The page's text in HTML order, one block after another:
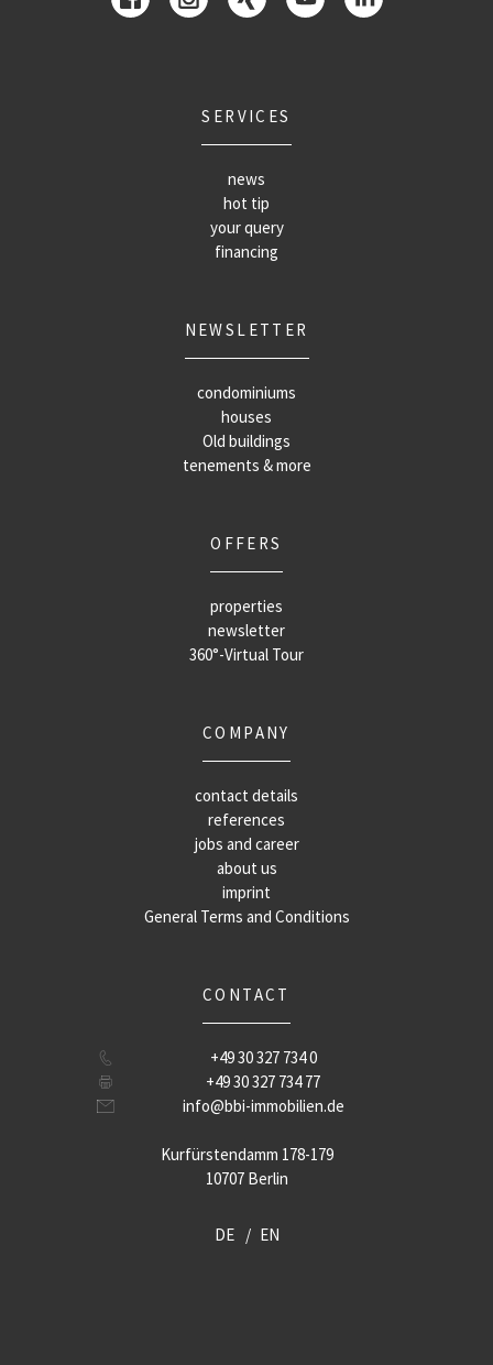
SERVICES
news
hot tip
your query
financing
NEWSLETTER
condominiums
houses
Old buildings
tenements & more
OFFERS
properties
newsletter
360°-Virtual Tour
COMPANY
contact details
references
jobs and career
about us
imprint
General Terms and Conditions
CONTACT
+49 30 327 734 0
+49 30 327 734 77
info@bbi-immobilien.de
Kurfürstendamm 178-179
10707 Berlin
DE EN